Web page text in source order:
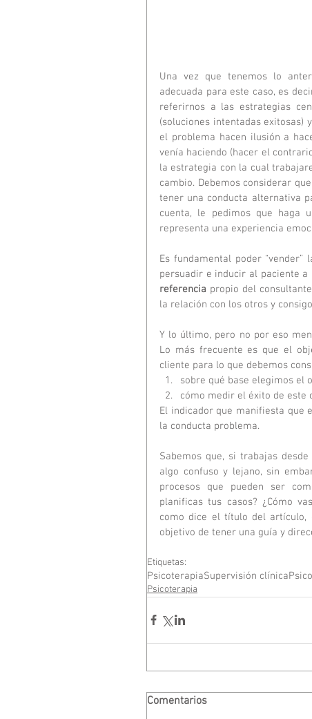
Una vez que tenemos lo
adecuada para este caso, es
referirnos a las estrategias
(soluciones intentadas exitosas)
el problema hacen ilusión a
venía haciendo (hacer el
la estrategia con la cual
cambio. Debemos considerar
tener una conducta alternativa
cuenta, le pedimos que haga
representa una experiencia
Es fundamental poder
persuadir e inducir al paciente
referencia propio del
la relación con los otros y
Y lo último, pero no por eso
Lo más frecuente es que el
cliente para lo que debemos
sobre qué base elegimos el
cómo medir el éxito de este
El indicador que manifiesta que
la conducta problema.
Sabemos que, si trabajas
algo confuso y lejano, sin
procesos que pueden ser
planificas tus casos? ¿Cómo
como dice el título del artículo,
objetivo de tener una guía y
Etiquetas:
PsicoterapiaSupervisión clínica
Psicoterapia
Comentarios